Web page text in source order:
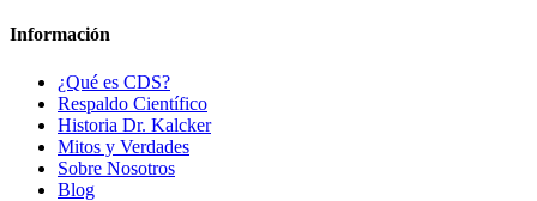
Información
¿Qué es CDS?
Respaldo Científico
Historia Dr. Kalcker
Mitos y Verdades
Sobre Nosotros
Blog